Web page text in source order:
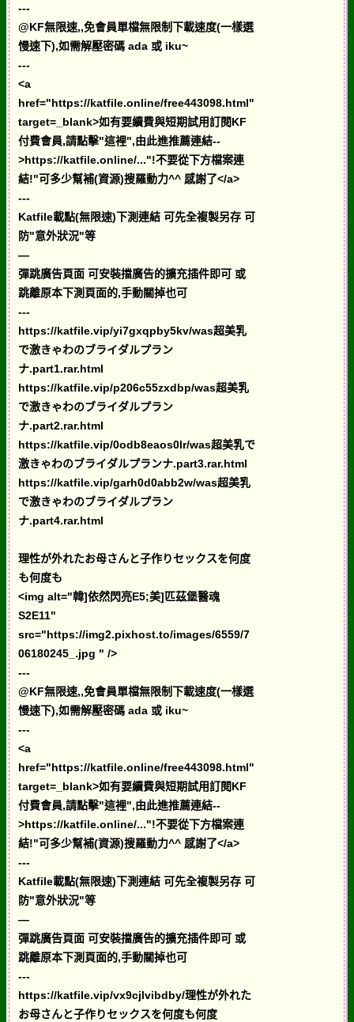
---
@KF無限速,,免會員單檔無限制下載速度(一樣選
慢速下),如需解壓密碼 ada 或 iku~
---
<a
href="https://katfile.online/free443098.html"
target=_blank>如有要續費與短期試用訂閱KF
付費會員,請點擊"這裡",由此進推薦連結--
>https://katfile.online/..."!不要從下方檔案連
結!"可多少幫補(資源)搜羅動力^^ 感謝了</a>
---
Katfile載點(無限速)下測連結 可先全複製另存 可
防"意外狀況"等
—
彈跳廣告頁面 可安裝擋廣告的擴充插件即可 或
跳離原本下測頁面的,手動關掉也可
---
https://katfile.vip/yi7gxqpby5kv/was超美乳
で激きゃわのブライダルプラン
ナ.part1.rar.html
https://katfile.vip/p206c55zxdbp/was超美乳
で激きゃわのブライダルプラン
ナ.part2.rar.html
https://katfile.vip/0odb8eaos0lr/was超美乳で
激きゃわのブライダルプランナ.part3.rar.html
https://katfile.vip/garh0d0abb2w/was超美乳
で激きゃわのブライダルプラン
ナ.part4.rar.html
理性が外れたお母さんと子作りセックスを何度
も何度も
<img alt="韓]依然閃亮E5;美]匹茲堡醫魂
S2E11"
src="https://img2.pixhost.to/images/6559/7
06180245_.jpg " />
---
@KF無限速,,免會員單檔無限制下載速度(一樣選
慢速下),如需解壓密碼 ada 或 iku~
---
<a
href="https://katfile.online/free443098.html"
target=_blank>如有要續費與短期試用訂閱KF
付費會員,請點擊"這裡",由此進推薦連結--
>https://katfile.online/..."!不要從下方檔案連
結!"可多少幫補(資源)搜羅動力^^ 感謝了</a>
---
Katfile載點(無限速)下測連結 可先全複製另存 可
防"意外狀況"等
—
彈跳廣告頁面 可安裝擋廣告的擴充插件即可 或
跳離原本下測頁面的,手動關掉也可
---
https://katfile.vip/vx9cjlvibdby/理性が外れた
お母さんと子作りセックスを何度も何度